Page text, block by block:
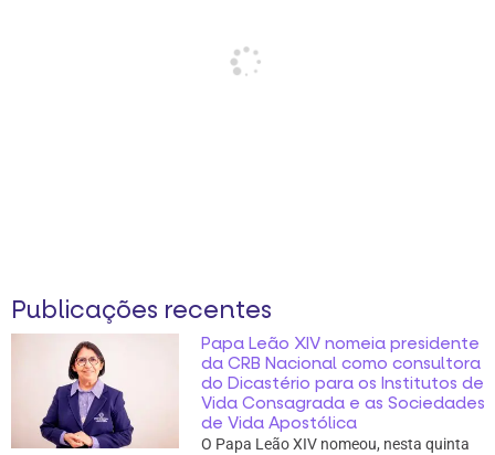
Publicações recentes
Papa Leão XIV nomeia presidente
da CRB Nacional como consultora
do Dicastério para os Institutos de
Vida Consagrada e as Sociedades
de Vida Apostólica
O Papa Leão XIV nomeou, nesta quinta